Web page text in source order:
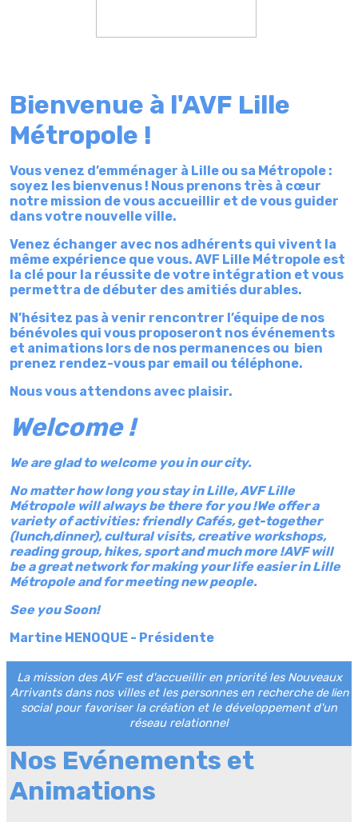
Bienvenue à l'AVF Lille
Métropole !
Vous venez d’emménager à Lille ou sa Métropole :
soyez les bienvenus ! Nous prenons très à cœur
notre mission de vous accueillir et de vous guider
dans votre nouvelle ville.
Venez échanger avec nos adhérents qui vivent la
même expérience que vous. AVF Lille Métropole est
la clé pour la réussite de votre intégration et vous
permettra de débuter des amitiés durables.
N’hésitez pas à venir rencontrer l’équipe de nos
bénévoles qui vous proposeront nos événements
et animations lors de nos permanences ou bien
prenez rendez-vous par email ou téléphone.
Nous vous attendons avec plaisir.
Welcome !
We are glad to welcome you in our city.
No matter how long you stay in Lille, AVF Lille
Métropole will always be there for you !We offer a
variety of activities: friendly Cafés, get-together
(lunch,dinner), cultural visits, creative workshops,
reading group, hikes, sport and much more !AVF will
be a great network for making your life easier in Lille
Métropole and for meeting new people.
See you Soon!
Martine HENOQUE - Présidente
La mission des AVF est d'accueillir en priorité les Nouveaux
Arrivants dans nos villes et les personnes en recherche de lien
social pour favoriser la création et le développement d'un
réseau relationnel
Nos Evénements et
Animations